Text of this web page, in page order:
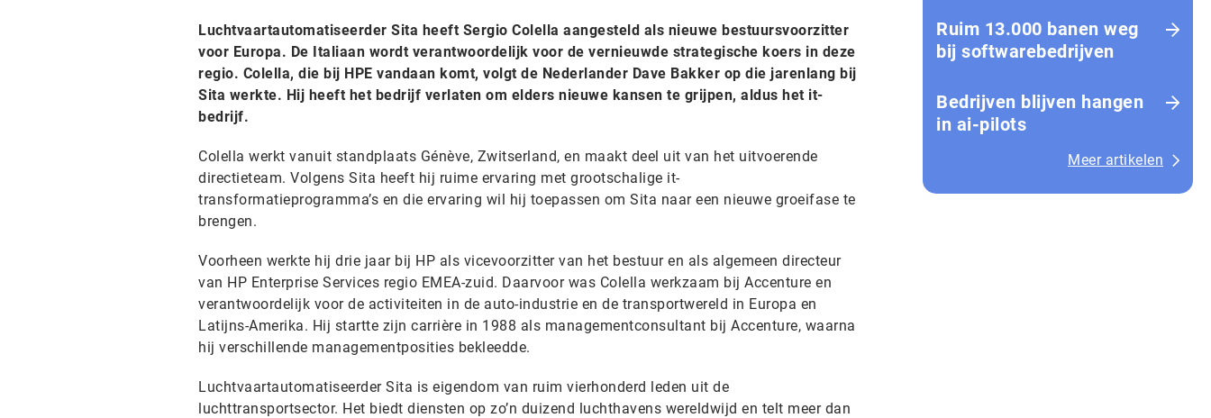
Luchtvaartautomatiseerder Sita heeft Sergio Colella aangesteld als nieuwe bestuursvoorzitter
voor Europa. De Italiaan wordt verantwoordelijk voor de vernieuwde strategische koers in deze
regio. Colella, die bij HPE vandaan komt, volgt de Nederlander Dave Bakker op die jarenlang bij
Sita werkte. Hij heeft het bedrijf verlaten om elders nieuwe kansen te grijpen, aldus het it-
bedrijf.
Colella werkt vanuit standplaats Génève, Zwitserland, en maakt deel uit van het uitvoerende
directieteam. Volgens Sita heeft hij ruime ervaring met grootschalige it-
transformatieprogramma’s en die ervaring wil hij toepassen om Sita naar een nieuwe groeifase te
brengen.
Voorheen werkte hij drie jaar bij HP als vicevoorzitter van het bestuur en als algemeen directeur
van HP Enterprise Services regio EMEA-zuid. Daarvoor was Colella werkzaam bij Accenture en
verantwoordelijk voor de activiteiten in de auto-industrie en de transportwereld in Europa en
Latijns-Amerika. Hij startte zijn carrière in 1988 als managementconsultant bij Accenture, waarna
hij verschillende managementposities bekleedde.
Luchtvaartautomatiseerder Sita is eigendom van ruim vierhonderd leden uit de
luchttransportsector. Het biedt diensten op zo’n duizend luchthavens wereldwijd en telt meer dan
Ruim 13.000 banen weg
bij softwarebedrijven
Bedrijven blijven hangen
in ai-pilots
Meer artikelen